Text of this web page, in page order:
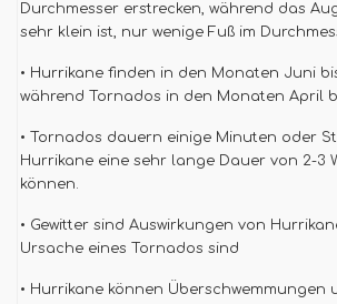
Durchmesser erstrecken, während das
sehr klein ist, nur wenige Fuß im
• Hurrikane finden in den Monaten Juni
während Tornados in den Monaten April
• Tornados dauern einige Minuten oder
Hurrikane eine sehr lange Dauer von 2-3
können.
• Gewitter sind Auswirkungen von
Ursache eines Tornados sind
• Hurrikane können Überschwemmungen